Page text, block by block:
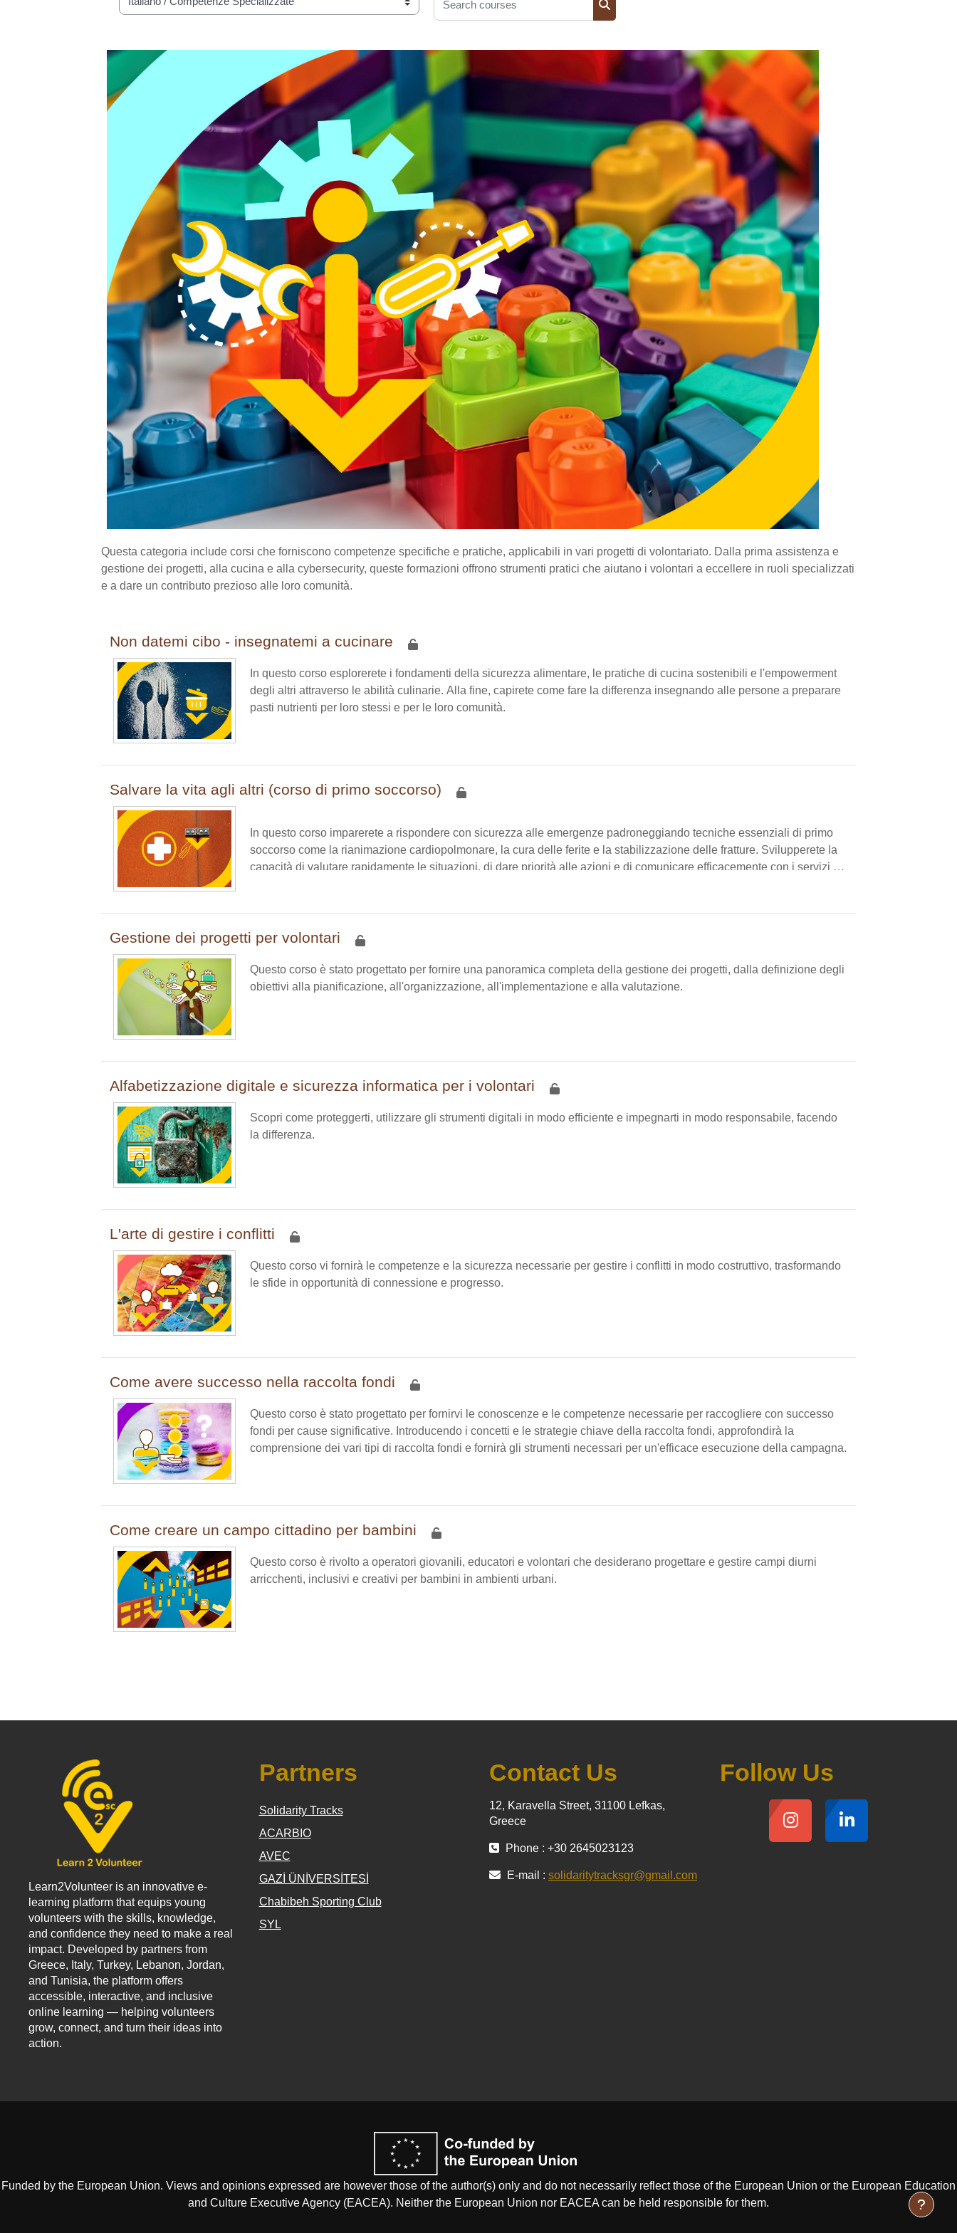
Search courses
Questa categoria include corsi che forniscono competenze specifiche e pratiche, applicabili in vari progetti di volontariato. Dalla prima assistenza e
gestione dei progetti, alla cucina e alla cybersecurity, queste formazioni offrono strumenti pratici che aiutano i volontari a eccellere in ruoli specializzati
e a dare un contributo prezioso alle loro comunità.
Non datemi cibo - insegnatemi a cucinare
In questo corso esplorerete i fondamenti della sicurezza alimentare, le pratiche di cucina sostenibili e l'empowerment
degli altri attraverso le abilità culinarie. Alla fine, capirete come fare la differenza insegnando alle persone a preparare
pasti nutrienti per loro stessi e per le loro comunità.
Salvare la vita agli altri (corso di primo soccorso)
In questo corso imparerete a rispondere con sicurezza alle emergenze padroneggiando tecniche essenziali di primo
soccorso come la rianimazione cardiopolmonare, la cura delle ferite e la stabilizzazione delle fratture. Svilupperete la
capacità di valutare rapidamente le situazioni, di dare priorità alle azioni e di comunicare efficacemente con i servizi di
Gestione dei progetti per volontari
Questo corso è stato progettato per fornire una panoramica completa della gestione dei progetti, dalla definizione degli
obiettivi alla pianificazione, all'organizzazione, all'implementazione e alla valutazione.
Alfabetizzazione digitale e sicurezza informatica per i volontari
Scopri come proteggerti, utilizzare gli strumenti digitali in modo efficiente e impegnarti in modo responsabile, facendo
la differenza.
L'arte di gestire i conflitti
Questo corso vi fornirà le competenze e la sicurezza necessarie per gestire i conflitti in modo costruttivo, trasformando
le sfide in opportunità di connessione e progresso.
Come avere successo nella raccolta fondi
Questo corso è stato progettato per fornirvi le conoscenze e le competenze necessarie per raccogliere con successo
fondi per cause significative. Introducendo i concetti e le strategie chiave della raccolta fondi, approfondirà la
comprensione dei vari tipi di raccolta fondi e fornirà gli strumenti necessari per un'efficace esecuzione della campagna.
Come creare un campo cittadino per bambini
Questo corso è rivolto a operatori giovanili, educatori e volontari che desiderano progettare e gestire campi diurni
arricchenti, inclusivi e creativi per bambini in ambienti urbani.
Learn2Volunteer is an innovative e-
learning platform that equips young
volunteers with the skills, knowledge,
and confidence they need to make a real
impact. Developed by partners from
Greece, Italy, Turkey, Lebanon, Jordan,
and Tunisia, the platform offers
accessible, interactive, and inclusive
online learning — helping volunteers
grow, connect, and turn their ideas into
action.
Partners
Solidarity Tracks
ACARBIO
AVEC
GAZİ ÜNİVERSİTESİ
Chabibeh Sporting Club
SYL
Contact Us
12, Karavella Street, 31100 Lefkas,
Greece
Phone : +30 2645023123
E-mail : solidaritytracksgr@gmail.com
Follow Us
Funded by the European Union. Views and opinions expressed are however those of the author(s) only and do not necessarily reflect those of the European Union or the European Education
and Culture Executive Agency (EACEA). Neither the European Union nor EACEA can be held responsible for them.